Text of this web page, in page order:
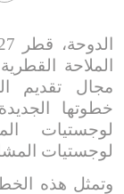
الدوحة، قطر
الملاحة
مجال تقديم
خطوتها الجديدة
لوجستيات
لوجستيات
وتمثل هذه